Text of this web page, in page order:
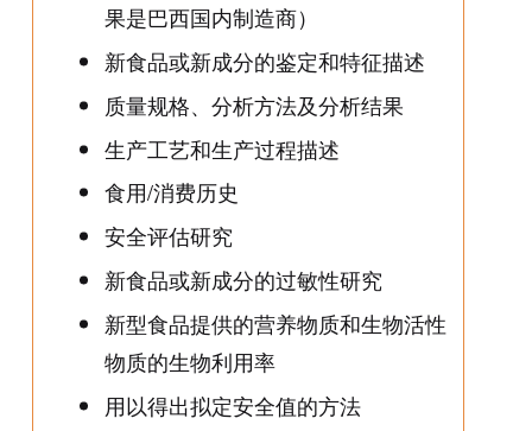
果是巴西国内制造商）
新食品或新成分的鉴定和特征描述
质量规格、分析方法及分析结果
生产工艺和生产过程描述
食用/消费历史
安全评估研究
新食品或新成分的过敏性研究
新型食品提供的营养物质和生物活性
物质的生物利用率
用以得出拟定安全值的方法